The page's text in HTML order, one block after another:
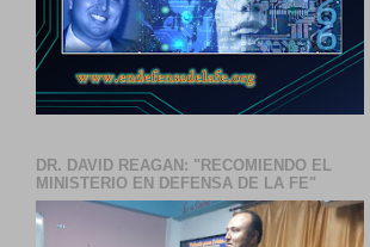
DR. DAVID REAGAN: "RECOMIENDO EL
MINISTERIO EN DEFENSA DE LA FE"